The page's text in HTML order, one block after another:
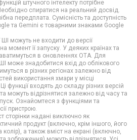
штучного інтелекту потрібне
спиратися на реальний досвід.
передплата. Сумісність та доступність
та Gemini є товарними знаками Google
ШІ можуть не входити до версії
момент її запуску. У деяких країнах та
в оновленнях OTA. Для
може знадобитися вхід до облікового
в різних регіонах залежно від
використання хмари у місці
функції входять до складу різних версій
можуть відрізнятися залежно від часу та
Ознайомтеся з функціями та
пристрою.
сторінки надані виключно як
продукт (включно, крім іншого, його
колір), а також вміст на екрані (включно,